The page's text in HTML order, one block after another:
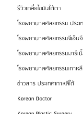
รีวิวเกลี่ยไขมันใต้ตา
โรงพยาบาลศัลยกรรม ประเ
โรงพยาบาลศัลยกรรมจีเอ็นจี
โรงพยาบาลศัลยกรรมมาร์เ
โรงพยาบาลศัลยกรรมเกาหลี
ข่าวสาร ประเทศเกาหลีใต้
Korean Doctor